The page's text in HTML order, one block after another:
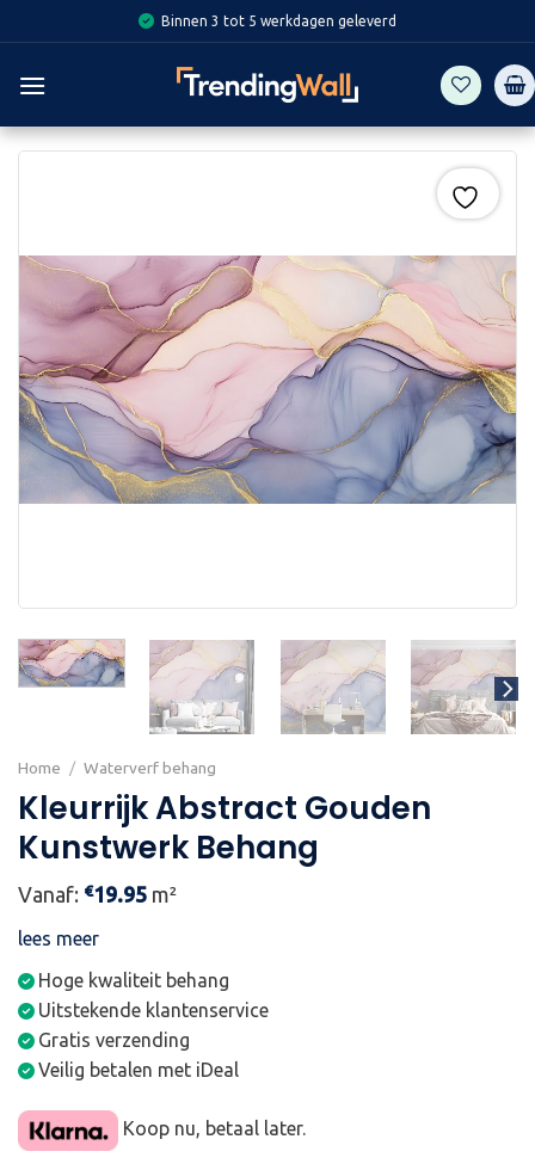
to
content
Binnen 3 tot 5 werkdagen geleverd
Home / Waterverf behang
Kleurrijk Abstract Gouden
Kunstwerk Behang
Vanaf: €19.95 m²
lees meer
Hoge kwaliteit behang
Uitstekende klantenservice
Gratis verzending
Veilig betalen met iDeal
Koop nu, betaal later.